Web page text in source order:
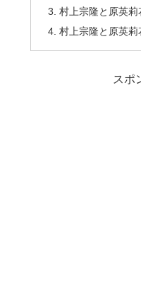
村上宗隆と原英
村上宗隆と原英
スポ